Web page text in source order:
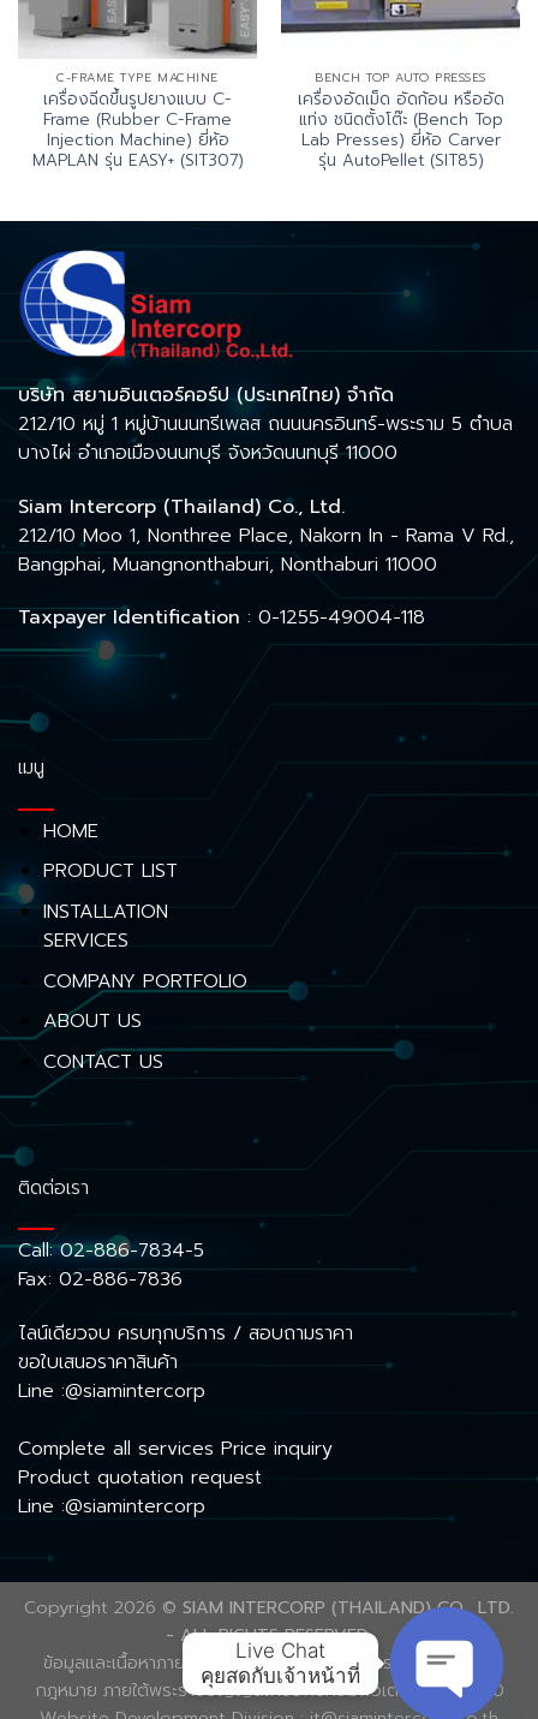
C-FRAME TYPE MACHINE
เครื่องฉีดขึ้นรูปยางแบบ C-
Frame (Rubber C-Frame
Injection Machine) ยี่ห้อ
MAPLAN รุ่น EASY+ (SIT307)
BENCH TOP AUTO PRESSES
เครื่องอัดเม็ด อัดก้อน หรืออัด
แท่ง ชนิดตั้งโต๊ะ (Bench Top
Lab Presses) ยี่ห้อ Carver
รุ่น AutoPellet (SIT85)
บริษัท สยามอินเตอร์คอร์ป (ประเทศไทย) จำกัด
212/10 หมู่ 1 หมู่บ้านนนทรีเพลส ถนนนครอินทร์-พระราม 5 ตำบล
บางไผ่ อำเภอเมืองนนทบุรี จังหวัดนนทบุรี 11000
Siam Intercorp (Thailand) Co., Ltd.
212/10 Moo 1, Nonthree Place, Nakorn In - Rama V Rd.,
Bangphai, Muangnonthaburi, Nonthaburi 11000
Taxpayer Identification : 0-1255-49004-118
เมนู
HOME
PRODUCT LIST
INSTALLATION
SERVICES
COMPANY PORTFOLIO
ABOUT US
CONTACT US
ติดต่อเรา
Call:02-886-7834-5
Fax: 02-886-7836
ไลน์เดียวจบ ครบทุกบริการ / สอบถามราคา
ขอใบเสนอราคาสินค้า
Line :@siamintercorp
Complete all services Price inquiry
Product quotation request
Line :@siamintercorp
Copyright 2026 © SIAM INTERCORP (THAILAND) CO., LTD.
- ALL RIGHTS RESERVED.
ข้อมูลและเนื้อหาภายในเว็บไซต์นี้ ได้รับความคุ้มครองลิขสิทธิ์ตาม
กฎหมาย ภายใต้พระราชบัญญัติเกี่ยวกับคอมพิวเตอร์ พ.ศ. 2560
Live Chat
คุยสดกับเจ้าหน้าที่